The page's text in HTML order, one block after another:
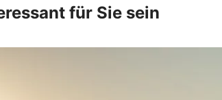
für Sie sein